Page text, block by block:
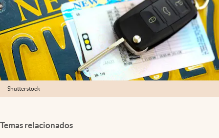
Shutterstock
Temas relacionados